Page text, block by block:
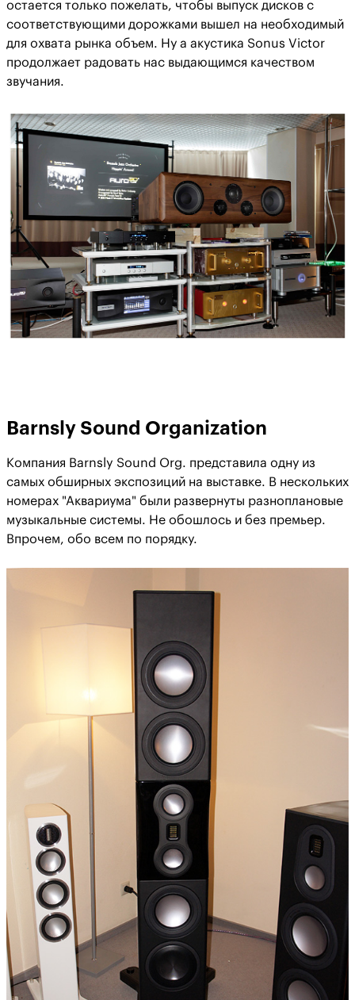
остается только пожелать, чтобы выпуск дисков с
соответствующими дорожками вышел на необходимый
для охвата рынка объем. Ну а акустика Sonus Victor
продолжает радовать нас выдающимся качеством
звучания.
Barnsly Sound Organization
Компания Barnsly Sound Org. представила одну из
самых обширных экспозиций на выставке. В нескольких
номерах "Аквариума" были развернуты разноплановые
музыкальные системы. Не обошлось и без премьер.
Впрочем, обо всем по порядку.